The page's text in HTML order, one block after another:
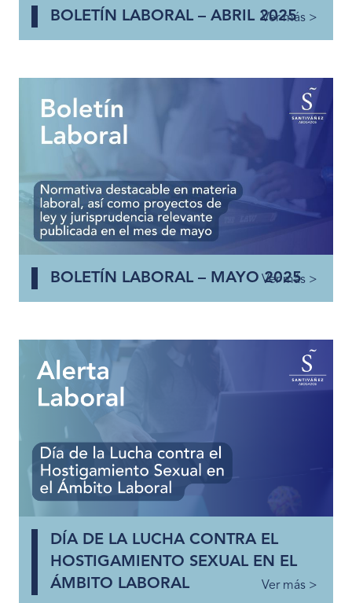
BOLETÍN LABORAL – ABRIL 2025
Ver más >
BOLETÍN LABORAL – MAYO 2025
Ver más >
DÍA DE LA LUCHA CONTRA EL
HOSTIGAMIENTO SEXUAL EN EL
ÁMBITO LABORAL
Ver más >